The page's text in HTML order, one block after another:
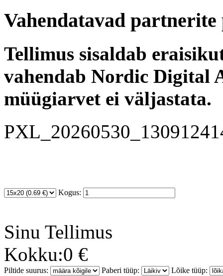
Vahendatavad
Tellimus sisaldab
vahendab Nordic Digital
müügiarvet ei väljastata.
Kogus:
Sinu Tellimus
Kokku:0 €
Piltide suurus: Paberi tüüp: Lõike tüüp: